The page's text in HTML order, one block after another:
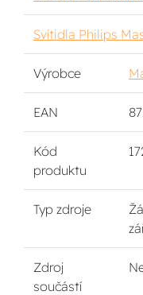
Svítidla Philips
Výrobce
EAN
Kód
produktu
Typ zdroje
Zdroj
součástí